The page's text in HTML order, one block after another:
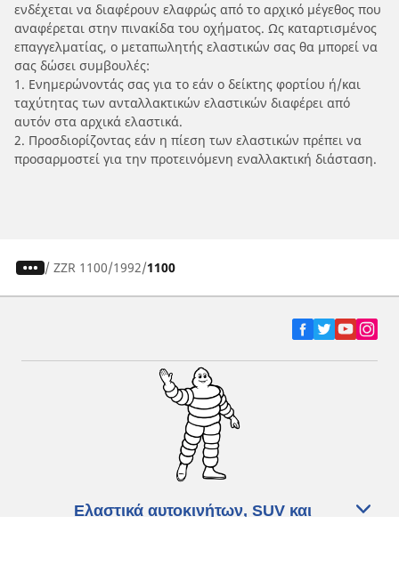
ενδέχεται να διαφέρουν ελαφρώς από το αρχικό μέγεθος που
αναφέρεται στην πινακίδα του οχήματος. Ως καταρτισμένος
επαγγελματίας, ο μεταπωλητής ελαστικών σας θα μπορεί να
σας δώσει συμβουλές:
1. Ενημερώνοντάς σας για το εάν ο δείκτης φορτίου ή/και
ταχύτητας των ανταλλακτικών ελαστικών διαφέρει από
αυτόν στα αρχικά ελαστικά.
2. Προσδιορίζοντας εάν η πίεση των ελαστικών πρέπει να
προσαρμοστεί για την προτεινόμενη εναλλακτική διάσταση.
/ ZZR 1100 1992 1100
Ελαστικά αυτοκινήτων, SUV και